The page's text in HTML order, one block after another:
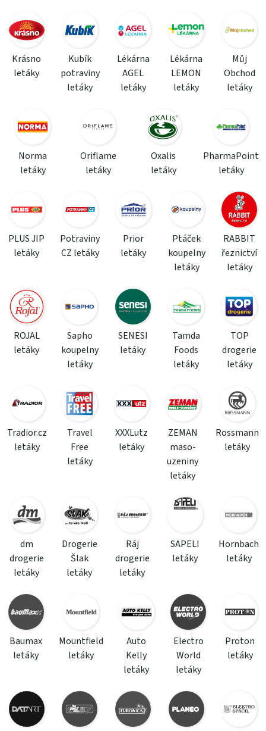
Krásno
letáky
Kubík
potraviny
letáky
Lékárna
AGEL
letáky
Lékárna
LEMON
letáky
Můj
Obchod
letáky
Norma
letáky
Oriflame
letáky
Oxalis
letáky
PharmaPoint
letáky
PLUS JIP
letáky
Potraviny
CZ letáky
Prior
letáky
Ptáček
koupelny
letáky
RABBIT
řeznictví
letáky
ROJAL
letáky
Sapho
koupelny
letáky
SENESI
letáky
Tamda
Foods
letáky
TOP
drogerie
letáky
Tradior.cz
letáky
Travel
Free
letáky
XXXLutz
letáky
ZEMAN
maso-
uzeniny
letáky
Rossmann
letáky
dm
drogerie
letáky
Drogerie
Šlak
letáky
Ráj
drogerie
letáky
SAPELI
letáky
Hornbach
letáky
Baumax
letáky
Mountfield
letáky
Auto
Kelly
letáky
Electro
World
letáky
Proton
letáky